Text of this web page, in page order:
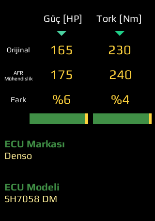
Güç [HP] Tork [Nm]
Orijinal 165 230
AFR
Mühendislik
175 240
Fark %6 %4
ECU Markası
Denso
ECU Modeli
SH7058 DM